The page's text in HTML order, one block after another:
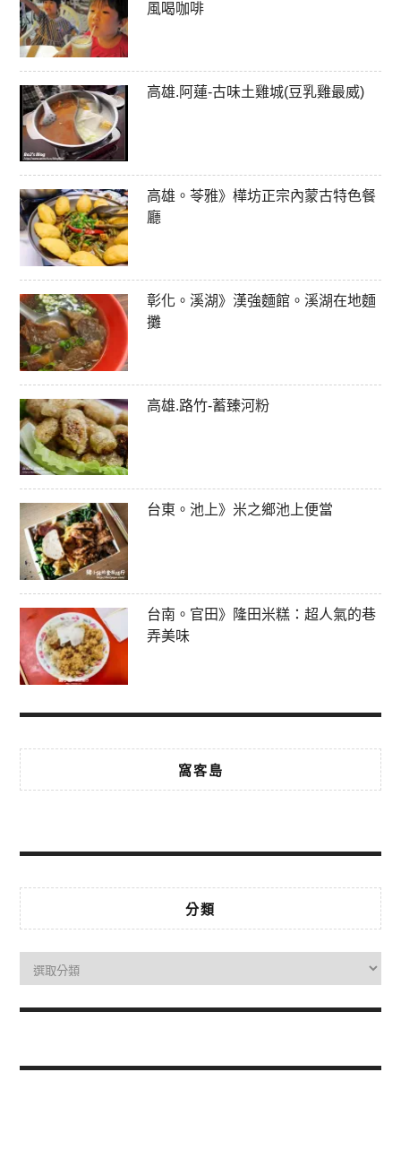
風喝咖啡
高雄.阿蓮-古味土雞城(豆乳雞最威)
高雄。苓雅》樺坊正宗內蒙古特色餐
廳
彰化。溪湖》漢強麵館。溪湖在地麵
攤
高雄.路竹-蓄臻河粉
台東。池上》米之鄉池上便當
台南。官田》隆田米糕：超人氣的巷
弄美味
窩客島
分類